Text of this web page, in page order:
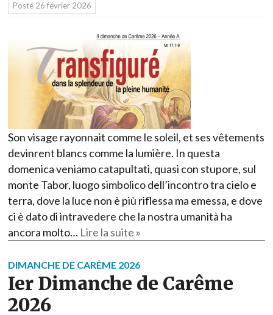
Posté 26 février 2026
Son visage rayonnait comme le soleil, et ses vêtements
devinrent blancs comme la lumière. In questa
domenica veniamo catapultati, quasi con stupore, sul
monte Tabor, luogo simbolico dell’incontro tra cielo e
terra, dove la luce non è più riflessa ma emessa, e dove
ci è dato di intravedere che la nostra umanità ha
ancora molto… Lire la suite »
DIMANCHE DE CARÊME 2026
Ier Dimanche de Carême
2026